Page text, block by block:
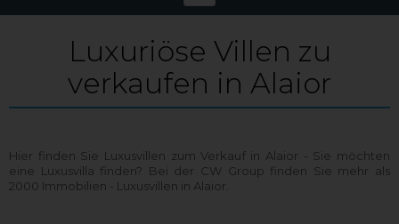
Luxuriöse Villen zu
verkaufen in Alaior
Hier finden Sie Luxusvillen zum Verkauf in Alaior - Sie möchten
eine Luxusvilla finden? Bei der CW Group finden Sie mehr als
2000 Immobilien - Luxusvillen in Alaior.